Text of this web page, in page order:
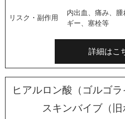
リスク・副作用
内出血、痛み、
ギー、塞栓等
詳細はこ
ヒアルロン酸（ゴルゴ
スキンバイブ（旧